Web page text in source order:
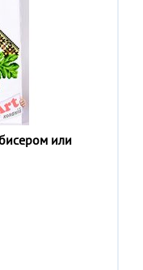
или